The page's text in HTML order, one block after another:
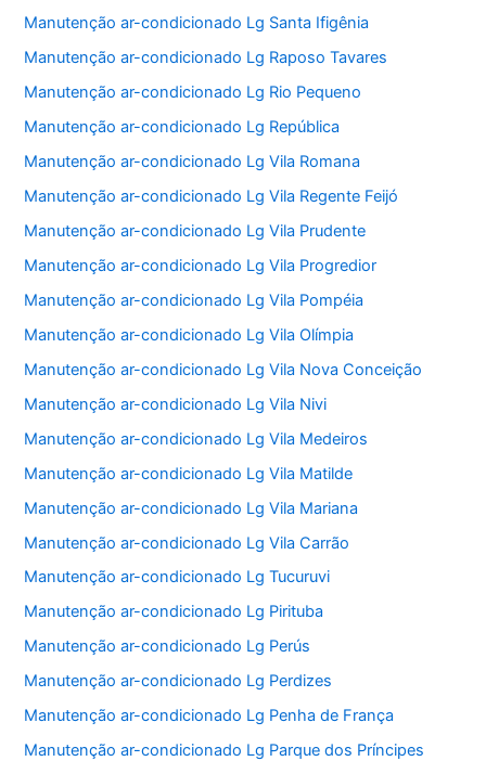
Manutenção ar-condicionado Lg Santa Ifigênia
Manutenção ar-condicionado Lg Raposo Tavares
Manutenção ar-condicionado Lg Rio Pequeno
Manutenção ar-condicionado Lg República
Manutenção ar-condicionado Lg Vila Romana
Manutenção ar-condicionado Lg Vila Regente Feijó
Manutenção ar-condicionado Lg Vila Prudente
Manutenção ar-condicionado Lg Vila Progredior
Manutenção ar-condicionado Lg Vila Pompéia
Manutenção ar-condicionado Lg Vila Olímpia
Manutenção ar-condicionado Lg Vila Nova Conceição
Manutenção ar-condicionado Lg Vila Nivi
Manutenção ar-condicionado Lg Vila Medeiros
Manutenção ar-condicionado Lg Vila Matilde
Manutenção ar-condicionado Lg Vila Mariana
Manutenção ar-condicionado Lg Vila Carrão
Manutenção ar-condicionado Lg Tucuruvi
Manutenção ar-condicionado Lg Pirituba
Manutenção ar-condicionado Lg Perús
Manutenção ar-condicionado Lg Perdizes
Manutenção ar-condicionado Lg Penha de França
Manutenção ar-condicionado Lg Parque dos Príncipes